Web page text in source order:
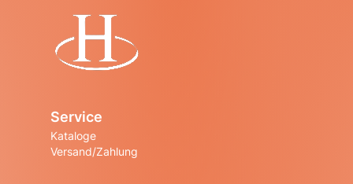
Service
Kataloge
Versand/Zahlung